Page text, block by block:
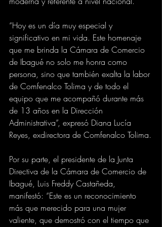
“Hoy es un día muy especial y
significativo en mi vida. Este homenaje
que me brinda la Cámara de Comercio
de Ibagué no solo me honra como
persona, sino que también exalta la labor
de Comfenalco Tolima y de todo el
equipo que me acompañó durante más
de 13 años en la Dirección
Administrativa”, expresó Diana Lucía
Reyes, exdirectora de Comfenalco Tolima.
Por su parte, el presidente de la Junta
Directiva de la Cámara de Comercio de
Ibagué, Luis Freddy Castañeda,
manifestó: “Este es un reconocimiento
más que merecido para una mujer
valiente, que demostró con el tiempo que